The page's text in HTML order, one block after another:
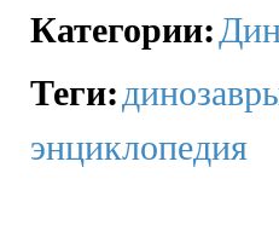
Категории:
Теги:
энциклопедия